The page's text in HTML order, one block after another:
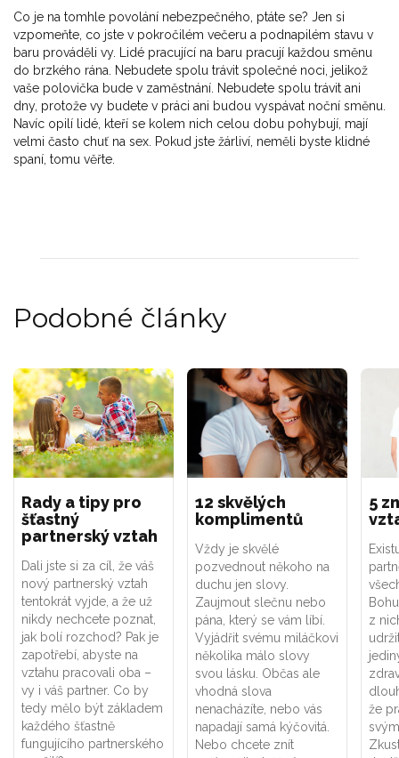
Co je na tomhle povolání nebezpečného, ptáte se? Jen si
vzpomeňte, co jste v pokročilém večeru a podnapilém stavu v
baru prováděli vy. Lidé pracující na baru pracují každou směnu
do brzkého rána. Nebudete spolu trávit společné noci, jelikož
vaše polovička bude v zaměstnání. Nebudete spolu trávit ani
dny, protože vy budete v práci ani budou vyspávat noční směnu.
Navíc opilí lidé, kteří se kolem nich celou dobu pohybují, mají
velmi často chuť na sex. Pokud jste žárliví, neměli byste klidné
spaní, tomu věřte.
Podobné články
Rady a tipy pro
šťastný
partnerský vztah
Dali jste si za cíl, že váš
nový partnerský vztah
tentokrát vyjde, a že už
nikdy nechcete poznat,
jak bolí rozchod? Pak je
zapotřebí, abyste na
vztahu pracovali oba –
vy i váš partner. Co by
tedy mělo být základem
každého šťastně
fungujícího partnerského
12 skvělých
komplimentů
Vždy je skvělé
pozvednout někoho na
duchu jen slovy.
Zaujmout slečnu nebo
pána, který se vám líbí.
Vyjádřit svému miláčkovi
několika málo slovy
svou lásku. Občas ale
vhodná slova
nenacházíte, nebo vás
napadají samá kýčovitá.
Nebo chcete znít
5
z
že